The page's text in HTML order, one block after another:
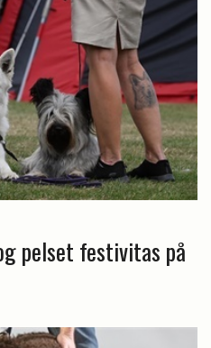
pelset festivitas på